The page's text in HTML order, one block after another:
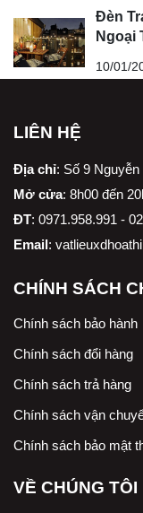
Đèn
Ngoại
10/01/
LIÊN HỆ
Địa chỉ: Số 9
Mở cửa: 8h00 đến
ĐT: 0971.958.991 -
Email:
CHÍNH SÁCH
Chính sách bảo hành
Chính sách đổi hàng
Chính sách trả hàng
Chính sách vận
Chính sách bảo mật
VỀ CHÚNG TÔI